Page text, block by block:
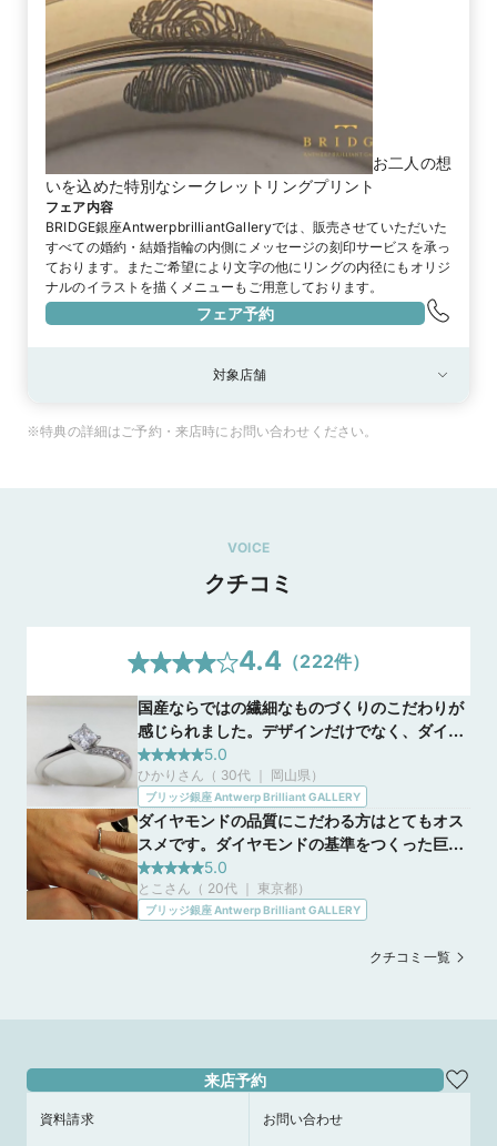
お二人の想
いを込めた特別なシークレットリングプリント
フェア内容
BRIDGE銀座AntwerpbrilliantGalleryでは、販売させていただいた
すべての婚約・結婚指輪の内側にメッセージの刻印サービスを承っ
ております。またご希望により文字の他にリングの内径にもオリジ
ナルのイラストを描くメニューもご用意しております。
フェア予約
対象店舗
※特典の詳細はご予約・来店時にお問い合わせください。
VOICE
クチコミ
4.4 （222件）
国産ならではの繊細なものづくりのこだわりが
感じられました。デザインだけでなく、ダイヤ
モンドの仕入れの段階からこだわりを追求した
価値のある商品を提示してくださり、大変勉強
になりました。接客も素晴らしいです。
5.0
ひかりさん（ 30代 ｜ 岡山県）
ブリッジ銀座 Antwerp Brilliant GALLERY
ダイヤモンドの品質にこだわる方はとてもオス
スメです。ダイヤモンドの基準をつくった巨匠
の元でカッティングされている指輪で品質は間
違いがないと思いました。どの指輪もダイヤモ
ンドの輝きがキレイでした。店員の方がとても
5.0
とこさん（ 20代 ｜ 東京都）
ブリッジ銀座 Antwerp Brilliant GALLERY
クチコミ一覧
来店予約
資料請求 お問い合わせ